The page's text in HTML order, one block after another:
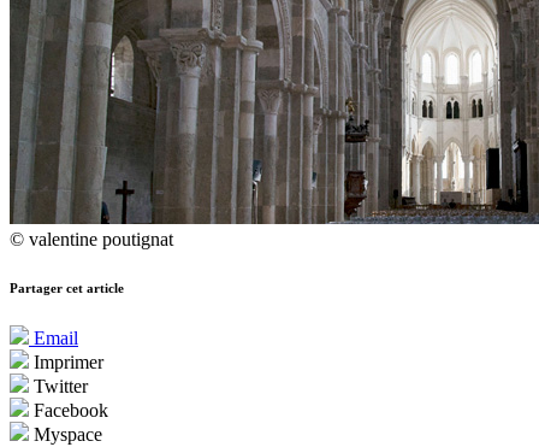
© valentine poutignat
Partager cet article
Email
Imprimer
Twitter
Facebook
Myspace